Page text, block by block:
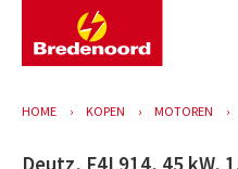
HOME KOPEN MOTOREN
Deutz, F4L914, 45 kW,